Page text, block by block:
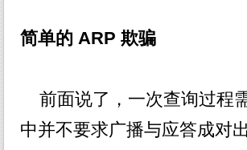
简单的 ARP 欺骗
前面说了，一次查询过程
中并不要求广播与应答成对